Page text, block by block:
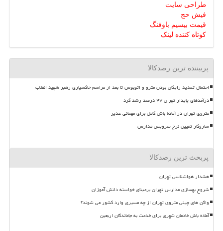
طراحی سایت
فیش حج
قیمت بیسیم باوفنگ
کوتاه کننده لینک
پربیننده ترین رصدکالا
احتمال تمدید رایگان بودن مترو و اتوبوس تا بعد از مراسم خاکسپاری رهبر شهید انقلاب
درآمدهای پایدار تهران ۴۷ درصد رشد کرد
متروی تهران در آماده باش کامل برای مهمانی غدیر
سازوکار تعیین نرخ سرویس مدارس
پربحث ترین رصدکالا
هشدار هواشناسی تهران
شروع بهسازی مدارس تهران برمبنای خواسته دانش آموزان
واگن های چینی متروی تهران از چه مسیری وارد کشور می شوند؟
آماده باش خادمان شهری برای خدمت به جاماندگان اربعین